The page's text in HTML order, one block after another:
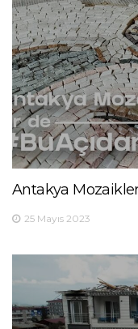
Antakya
25 Mayıs 2023